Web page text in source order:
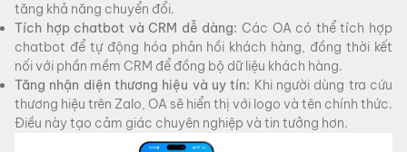
tăng khả năng chuyển đổi.
Tích hợp chatbot và CRM dễ dàng:Các OA có thể tích hợp
chatbot để tự động hóa phản hồi khách hàng, đồng thời kết
nối với phần mềm CRM để đồng bộ dữ liệu khách hàng.
Tăng nhận diện thương hiệu và uy tín: Khi người dùng tra cứu
thương hiệu trên Zalo, OA sẽ hiển thị với logo và tên chính thức.
Điều này tạo cảm giác chuyên nghiệp và tin tưởng hơn.